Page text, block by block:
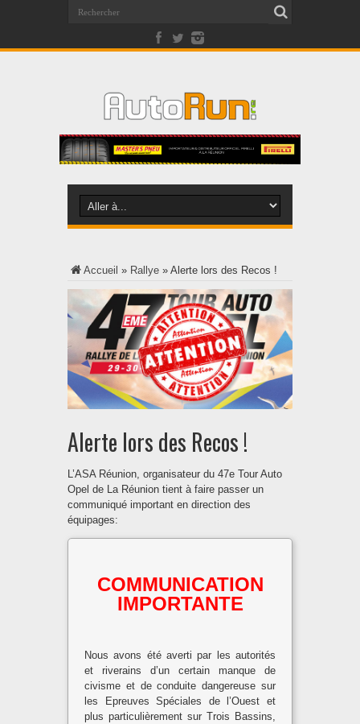
Accueil » Rallye » Alerte lors des Recos !
Alerte lors des Recos !
L’ASA Réunion, organisateur du 47e Tour Auto
Opel de La Réunion tient à faire passer un
communiqué important en direction des
équipages:
COMMUNICATION
IMPORTANTE
Nous avons été averti par les autorités
et riverains d’un certain manque de
civisme et de conduite dangereuse sur
les Epreuves Spéciales de l’Ouest et
plus particulièrement sur Trois Bassins,